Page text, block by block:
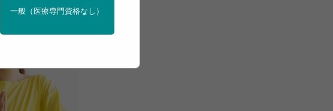
一般（医療専門資格なし）